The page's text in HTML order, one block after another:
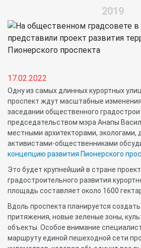
2019
17.02.2022
Одну из самых длинных курортных
проспект ждут масштабные
заседании общественного
председательством мэра Анапы
местными архитекторами, экологами,
активистами-общественниками
концепцию развития Пионерского
Это будет крупнейший в стране
градостроительного развития
площадь составляет около 1600
Вдоль проспекта планируется
притяжения, новые зеленые зоны,
объекты. Особое внимание
маршруту единой пешеходной сети